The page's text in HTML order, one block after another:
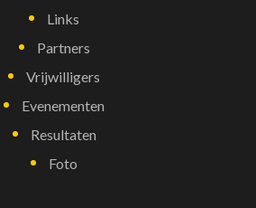
Links
Partners
Vrijwilligers
Evenementen
Resultaten
Foto